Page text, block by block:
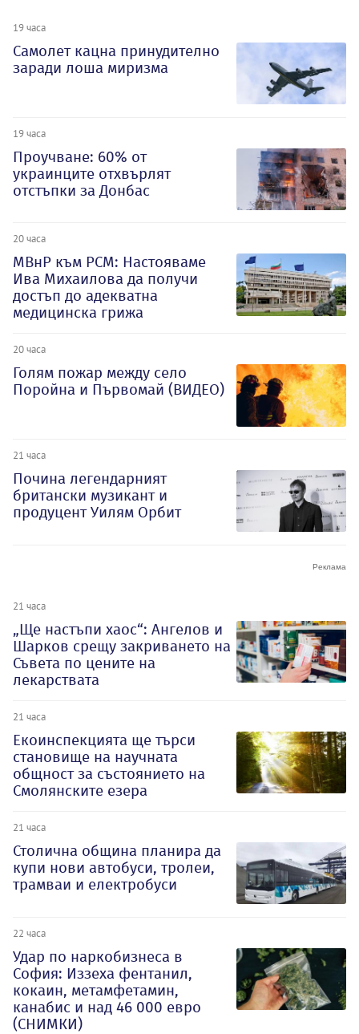
19 часа
Самолет кацна принудително
заради лоша миризма
19 часа
Проучване: 60% от
украинците отхвърлят
отстъпки за Донбас
20 часа
МВнР към РСМ: Настояваме
Ива Михаилова да получи
достъп до адекватна
медицинска грижа
20 часа
Голям пожар между село
Поройна и Първомай (ВИДЕО)
21 часа
Почина легендарният
британски музикант и
продуцент Уилям Орбит
21 часа
„Ще настъпи хаос“: Ангелов и
Шарков срещу закриването на
Съвета по цените на
лекарствата
21 часа
Екоинспекцията ще търси
становище на научната
общност за състоянието на
Смолянските езера
21 часа
Столична община планира да
купи нови автобуси, тролеи,
трамваи и електробуси
22 часа
Удар по наркобизнеса в
София: Иззеха фентанил,
кокаин, метамфетамин,
канабис и над 46 000 евро
(СНИМКИ)